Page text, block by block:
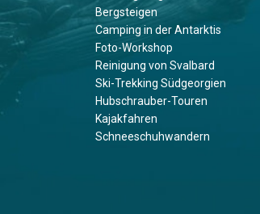
Bergsteigen
Camping in der Antarktis
Foto-Workshop
Reinigung von Svalbard
Ski-Trekking Südgeorgien
Hubschrauber-Touren
Kajakfahren
Schneeschuhwandern